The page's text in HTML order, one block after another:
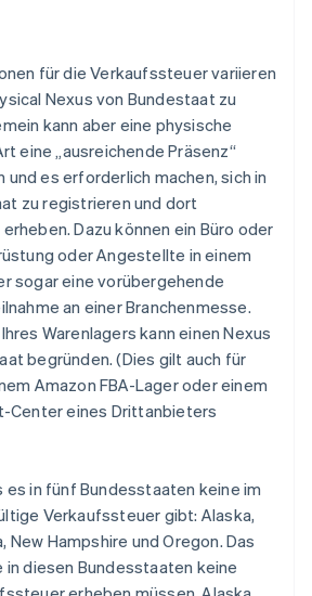
für die Verkaufssteuer variieren
Nexus von Bundestaat zu
kann aber eine physische
eine „ausreichende Präsenz“
und es erforderlich machen, sich in
zu registrieren und dort
Dazu können ein Büro oder
oder Angestellte in einem
sogar eine vorübergehende
an einer Branchenmesse.
Warenlagers kann einen Nexus
begründen. (Dies gilt auch für
Amazon FBA-Lager oder einem
Center eines Drittanbieters
es in fünf Bundesstaaten keine im
Verkaufssteuer gibt: Alaska,
New Hampshire und Oregon. Das
diesen Bundesstaaten keine